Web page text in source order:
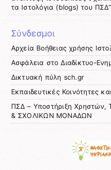
τα Ιστολόγια (blogs) του ΠΣΔ”
Σύνδεσμοι
Αρχεία Βοήθειας χρήσης
Ασφάλεια στο Διαδίκτυο-
Δικτυακή πύλη sch.gr
Εκπαιδευτικές Κοινότητες
ΠΣΔ – Υποστήριξη Χρηστών,
& ΣΧΟΛΙΚΩΝ ΜΟΝΑΔΩΝ